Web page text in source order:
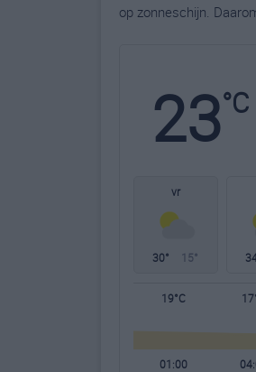
op zonneschijn.
23°C
vr
30° 15°
19°C
01:00